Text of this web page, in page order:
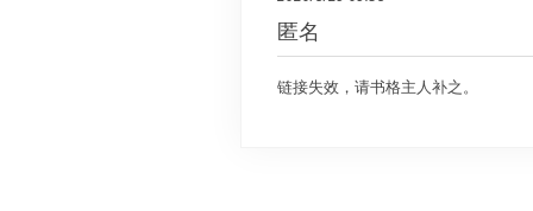
匿名
链接失效，请书格主人补之。